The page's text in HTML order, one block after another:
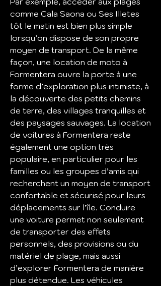
comme Cala Saona ou Ses Illetes
tôt le matin est bien plus simple
lorsqu’on dispose de son propre
moyen de transport. De la même
façon, une location de moto à
Formentera ouvre la porte à une
forme d’exploration plus intimiste, à
la découverte des petits chemins
de terre, des villages tranquilles et
des paysages sauvages. La location
de voitures à Formentera reste
également une option très
populaire, en particulier pour les
familles ou les groupes d’amis qui
recherchent un moyen de transport
confortable et sécurisé pour leurs
déplacements sur l’île. Conduire
une voiture permet non seulement
de transporter des effets
personnels, des provisions ou du
matériel de plage, mais aussi
d’explorer Formentera de manière
plus détendue. Les véhicules